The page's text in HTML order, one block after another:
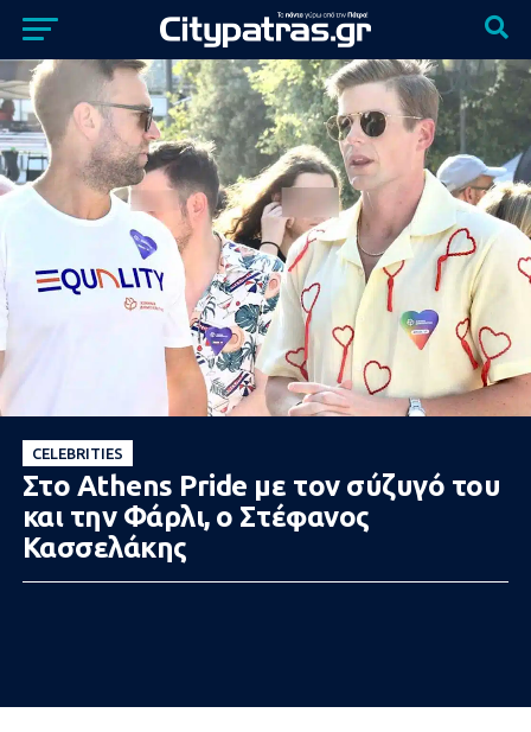
CELEBRITIES
Στο Athens Pride με τον σύζυγό του
και την Φάρλι, ο Στέφανος
Κασσελάκης